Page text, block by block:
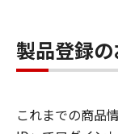
製品登録
これまでの商品